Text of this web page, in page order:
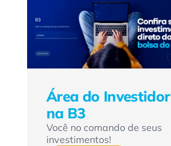
Área do Investidor
na B3
Você no comando de seus
investimentos!